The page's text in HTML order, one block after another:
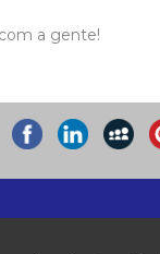
a gente!